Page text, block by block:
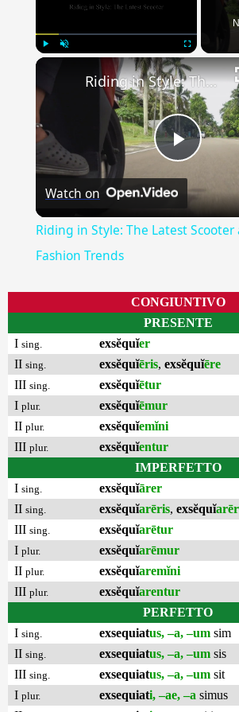
Play
Video
Riding in Style: The Latest Scooter and Moped Fashion Trends
Watch on
Riding in Style: The Latest
Fashion Trends
CONGIUNTIVO
PRESENTE
I sing. exsĕquĭer
II sing. exsĕquĭēris, exsĕquĭēre
III sing. exsĕquĭētur
I plur. exsĕquĭēmur
II plur. exsĕquĭemĭni
III plur. exsĕquĭentur
IMPERFETTO
I sing. exsĕquĭārer
II sing. exsĕquĭarēris, exsĕquĭ
III sing. exsĕquĭarētur
I plur. exsĕquĭarēmur
II plur. exsĕquĭaremĭni
III plur. exsĕquĭarentur
PERFETTO
I sing. exsequiatus, –a, –um sim
II sing. exsequiatus, –a, –um sis
III sing. exsequiatus, –a, –um sit
I plur. exsequiati, –ae, –a simus